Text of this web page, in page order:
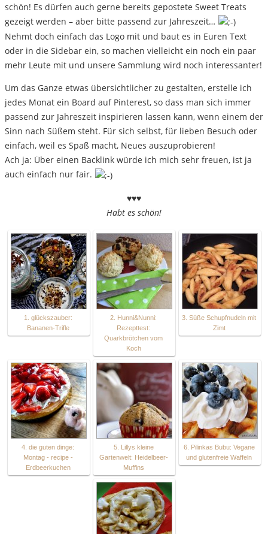
schön! Es dürfen auch gerne bereits gepostete Sweet Treats
gezeigt werden – aber bitte passend zur Jahreszeit…
Nehmt doch einfach das Logo mit und baut es in Euren Text
oder in die Sidebar ein, so machen vielleicht ein noch ein paar
mehr Leute mit und unsere Sammlung wird noch interessanter!
Um das Ganze etwas übersichtlicher zu gestalten, erstelle ich
jedes Monat ein Board auf Pinterest, so dass man sich immer
passend zur Jahreszeit inspirieren lassen kann, wenn einem der
Sinn nach Süßem steht. Für sich selbst, für lieben Besuch oder
einfach, weil es Spaß macht, Neues auszuprobieren!
Ach ja: Über einen Backlink würde ich mich sehr freuen, ist ja
auch einfach nur fair.
♥♥♥
Habt es schön!
1. glückszauber:
Bananen-Trifle
2. Hunni&Nunni:
Rezepttest:
Quarkbrötchen vom
Koch
3. Süße Schupfnudeln mit
Zimt
4. die guten dinge:
Montag - recipe -
Erdbeerkuchen
5. Lillys kleine
Gartenwelt: Heidelbeer-
Muffins
6. Pilinkas Bubu: Vegane
und glutenfreie Waffeln